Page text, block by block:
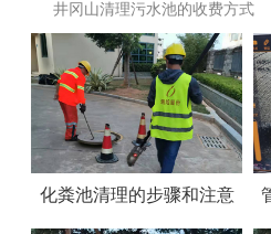
井冈山清理污水池的收费方式
化粪池清理的步骤和注意